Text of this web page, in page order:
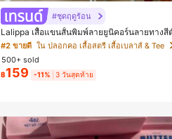
#ชุดฤดูร้อน
Lalippa เสื้อแขนสั้นพิมพ์ลายยูนิคอร์นลายทางสี
บผู้หญิง สไตล์วิทยาลัย
#2 ขายดี ใน ปลอกคอ เสื้อสตรี เสื้อเบลาส์ & Tee
500+ sold
฿159 -11% 3 วันสุดท้าย